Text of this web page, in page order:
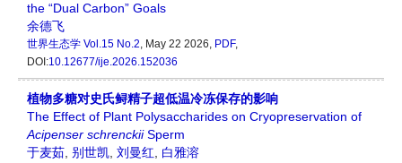
the “Dual Carbon” Goals
余德飞
世界生态学 Vol.15 No.2, May 22 2026, PDF,
DOI:10.12677/ije.2026.152036
植物多糖对史氏鲟精子超低温冷冻保存的影响
The Effect of Plant Polysaccharides on Cryopreservation of
Acipenser schrenckiiSperm
于麦茹 别世凯 刘曼红 白雅溶